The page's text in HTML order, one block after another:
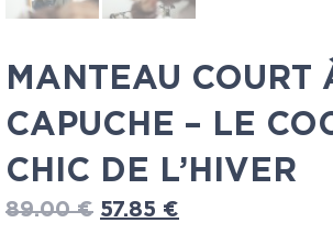
MANTEAU COURT
CAPUCHE – LE
CHIC DE L’HIVER
89.00€ 57.85 €